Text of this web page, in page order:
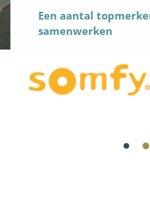
Een aantal
samenwerken